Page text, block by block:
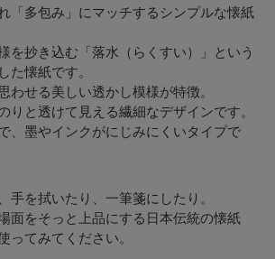
「多包み」にマッチするシンプルな懐紙
を抄き込む「落水（らくすい）」という
た懐紙です。
わせる美しい透かし模様が特徴。
りと透けて見える繊細なデザインです。
、墨やインクがにじみにくいタイプで
手を拭いたり、一筆箋にしたり。
面をそっと上品にする日本伝統の懐紙
ってみてください。